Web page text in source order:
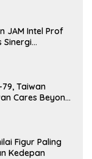
JAM Intel Prof
Sinergi
Program
Taiwan
Cares Beyond
Figur Paling
Kedepan